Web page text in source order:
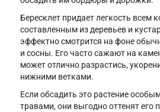
Бересклет придает легкость всем
составленным из деревьев и
эффектно смотрится на фоне
и сосны. Его часто сажают на
может отлично разрастись,
нижними ветками.
Если обсадить это растение
травами, они выгодно оттенят его